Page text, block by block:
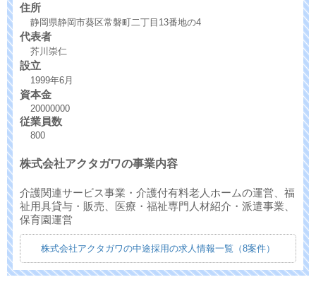
住所
静岡県静岡市葵区常磐町二丁目13番地の4
代表者
芥川崇仁
設立
1999年6月
資本金
20000000
従業員数
800
株式会社アクタガワの事業内容
介護関連サービス事業・介護付有料老人ホームの運営、福
祉用具貸与・販売、医療・福祉専門人材紹介・派遣事業、
保育園運営
株式会社アクタガワの中途採用の求人情報一覧（8案件）